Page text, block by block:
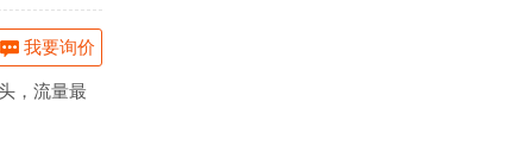
，流量最
我要询价